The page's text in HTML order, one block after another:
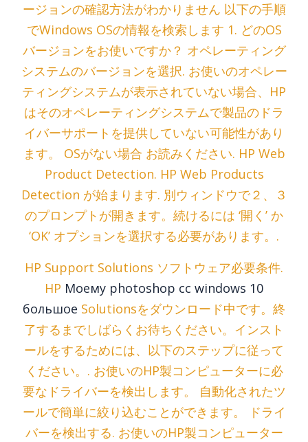
ージョンの確認方法がわかりません 以下の手順
でWindows OSの情報を検索します 1. どのOS
バージョンをお使いですか？ オペレーティング
システムのバージョンを選択. お使いのオペレー
ティングシステムが表示されていない場合、HP
はそのオペレーティングシステムで製品のドラ
イバーサポートを提供していない可能性があり
ます。 OSがない場合 お読みください. HP Web
Product Detection. HP Web Products
Detection が始まります. 別ウィンドウで２、３
のプロンプトが開きます。続けるには ‘開く’ か
‘OK’ オプションを選択する必要があります。.
HP Support Solutions ソフトウェア必要条件.
HP Моему photoshop cc windows 10
большое Solutionsをダウンロード中です。終
了するまでしばらくお待ちください。インスト
ールをするためには、以下のステップに従って
ください。. お使いのHP製コンピューターに必
要なドライバーを検出します。 自動化されたツ
ールで簡単に絞り込むことができます。 ドライ
バーを検出する. お使いのHP製コンピューター